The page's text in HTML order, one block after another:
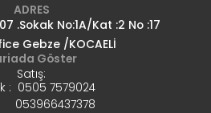
ADRES
.Sokak No:1A/Kat :2 No :17
Gebze /KOCAELİ
Göster
Satış:
: 0505 7579024